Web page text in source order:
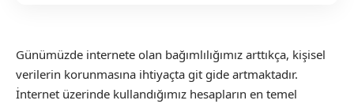
Günümüzde internete olan bağımlılığımız arttıkça, kişisel
verilerin korunmasına ihtiyaçta git gide artmaktadır.
İnternet üzerinde kullandığımız hesapların en temel